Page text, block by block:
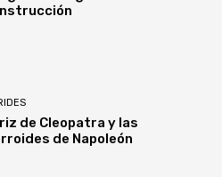
de Cleopatra y las
de Napoleón